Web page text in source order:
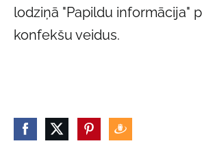
lodziņā "Papildu informācija"
konfekšu veidus.